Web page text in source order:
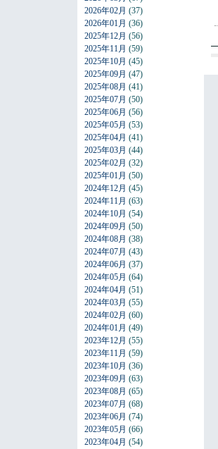
2026年02月 (37)
2026年01月 (36)
2025年12月 (56)
2025年11月 (59)
2025年10月 (45)
2025年09月 (47)
2025年08月 (41)
2025年07月 (50)
2025年06月 (56)
2025年05月 (53)
2025年04月 (41)
2025年03月 (44)
2025年02月 (32)
2025年01月 (50)
2024年12月 (45)
2024年11月 (63)
2024年10月 (54)
2024年09月 (50)
2024年08月 (38)
2024年07月 (43)
2024年06月 (37)
2024年05月 (64)
2024年04月 (51)
2024年03月 (55)
2024年02月 (60)
2024年01月 (49)
2023年12月 (55)
2023年11月 (59)
2023年10月 (36)
2023年09月 (63)
2023年08月 (65)
2023年07月 (68)
2023年06月 (74)
2023年05月 (66)
2023年04月 (54)